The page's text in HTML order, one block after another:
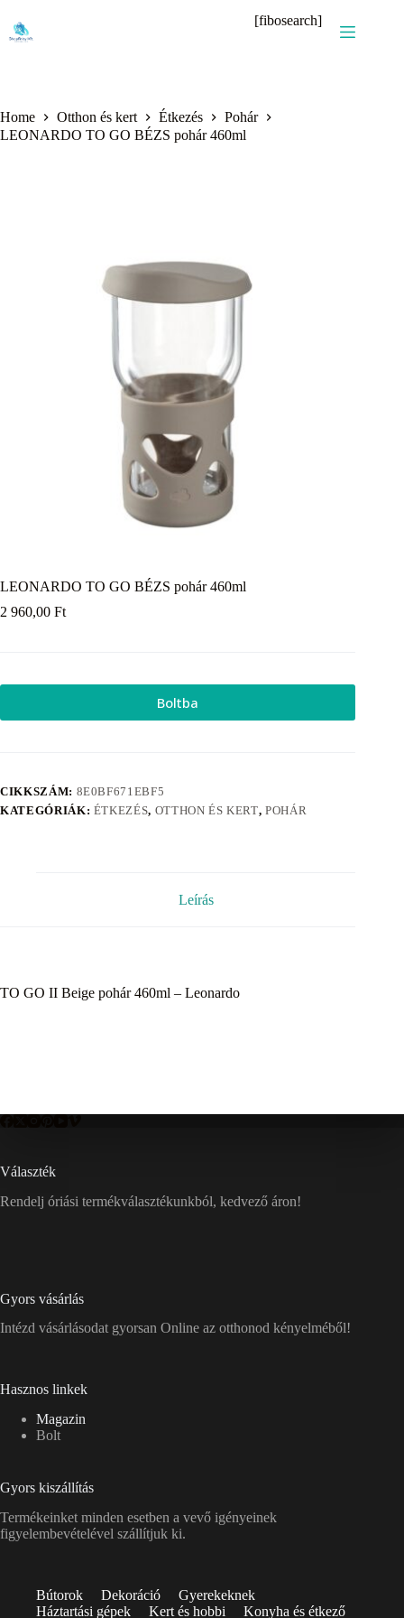
content
[fibosearch]
Home Otthon és kert Étkezés
Pohár
LEONARDO TO GO BÉZS pohár 460ml
LEONARDO TO GO BÉZS pohár 460ml
2 960,00 Ft
Boltba
CIKKSZÁM: 8E0BF671EBF5
KATEGÓRIÁK: ÉTKEZÉS, OTTHON ÉS KERT,POHÁR
Leírás
TO GO II Beige pohár 460ml – Leonardo
Választék
Rendelj óriási termékválasztékunkból, kedvező áron!
Gyors vásárlás
Intézd vásárlásodat gyorsan Online az otthonod kényelméből!
Hasznos linkek
Magazin
Bolt
Gyors kiszállítás
Termékeinket minden esetben a vevő igényeinek
figyelembevételével szállítjuk ki.
Bútorok Dekoráció
Gyerekeknek
Háztartási gépek
Kert és hobbi Konyha és étkező